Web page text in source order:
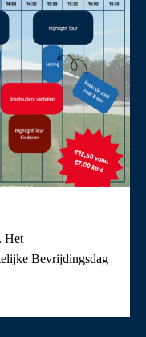
Het
Bevrijdingsdag